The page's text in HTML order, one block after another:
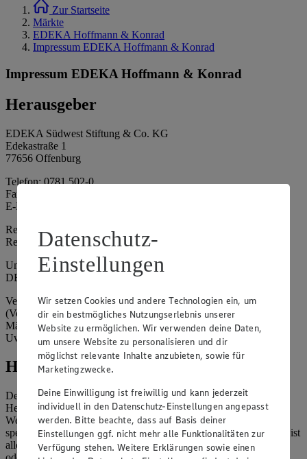
Zur Startseite
Märkte
EDEKA Hoffmann & Konrad
Impressum EDEKA Hoffmann & Konrad
Impressum EDEKA Hoffmann & Konrad
Herausgeber
EDEKA Südwest Stiftung & Co. KG
Edekastraße 1
77656 Offenburg
Telefon: 0781 502-0
Fax: 0781 502-6180
E-Mail: kundenservice@edeka-suedwest.de
Registergericht: Amtsgericht Freiburg i.B.
Registernummer: HRA 707629
Umsatzsteuer-Identifikationsnummer gem. § 27a UStG:
DE815916131
Vertretungsberechtigte: Rainer Huber (Sprecher)
(Vorstandsmitglied), Klaus Fickert (Vorstandsmitglied), Jürgen
Mäder (Vorstandsmitglied), Patrick Mogck (Vorstandsmitglied),
Uwe Kohler
Hinweise
Der Inhalt dieser Website ist urheberrechtlich geschützt. Der
Herausgeber gewährt Ihnen jedoch das Recht, den auf dieser
Website bereitgestellten Text ganz oder ausschnittsweise zu
speichern und zu vervielfältigen. Aus Gründen des Urheberrechts ist
allerdings die Speicherung und Vervielfältigung von Bildmaterial
Datenschutz-
Einstellungen
Wir setzen Cookies und andere Technologien ein, um
dir ein bestmögliches Nutzungserlebnis unserer
Website zu ermöglichen. Wir verwenden deine Daten,
um unsere Website zu personalisieren und dir
möglichst relevante Inhalte anzubieten, sowie für
Marketingzwecke.
Deine Einwilligung ist freiwillig und kann jederzeit
individuell in den Datenschutz-Einstellungen angepasst
werden. Bitte beachte, dass auf Basis deiner
Einstellungen ggf. nicht mehr alle Funktionalitäten zur
Verfügung stehen. Weitere Erklärungen sowie einen